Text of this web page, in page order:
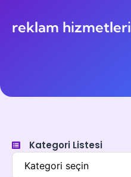
reklam hizmetleri
Kategori Listesi